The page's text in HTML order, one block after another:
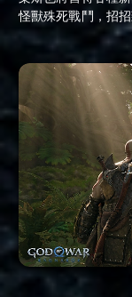
怪獸殊死戰鬥，招